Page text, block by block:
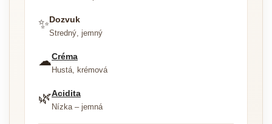
✨Dozvuk
Stredný, jemný
☁Créma
Hustá, krémová
🌿Acidita
Nízka – jemná